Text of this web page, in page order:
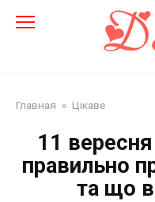
Главная » Цікаве
11
правильно
та що